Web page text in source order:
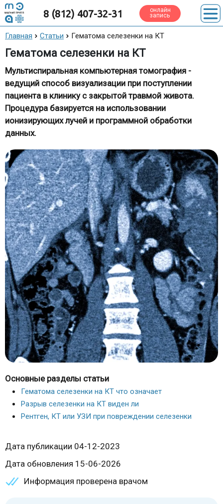
8 (812) 407-32-31 онлайн
запись
Главная Статьи Гематома селезенки на КТ
Гематома селезенки на КТ
Мультиспиральная компьютерная томография -
ведущий способ визуализации при поступлении
пациента в клинику с закрытой травмой живота.
Процедура базируется на использовании
ионизирующих лучей и программной обработки
данных.
Основные разделы статьи
Гематома селезенки на КТ что означает
Разрыв селезенки на КТ виден ли
Рентген, КТ или УЗИ при повреждении селезенки
Дата публикации 04-12-2023
Дата обновления 15-06-2026
Информация проверена врачом